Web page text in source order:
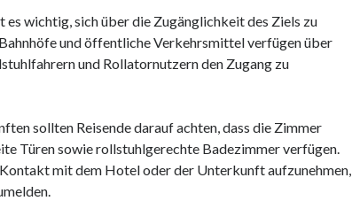
es wichtig, sich über die Zugänglichkeit des Ziels zu
und öffentliche Verkehrsmittel verfügen über
und Rollatornutzern den Zugang zu
sollten Reisende darauf achten, dass die Zimmer
Türen sowie rollstuhlgerechte Badezimmer verfügen.
Kontakt mit dem Hotel oder der Unterkunft aufzunehmen,